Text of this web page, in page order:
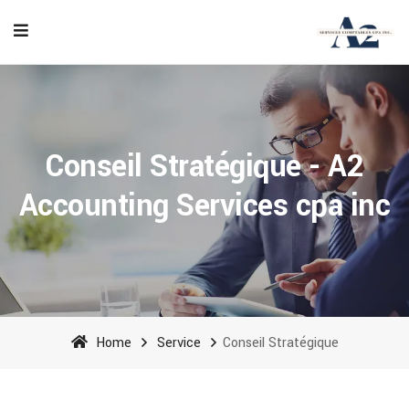
Conseil Stratégique - A2
Accounting Services cpa inc
Home Service Conseil Stratégique